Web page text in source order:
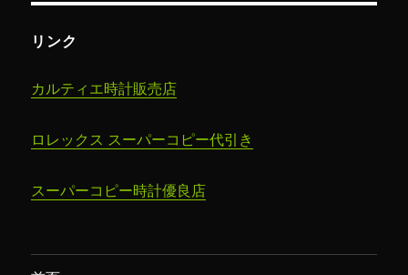
リンク
カルティエ時計販売店
ロレックス スーパーコピー代引き
スーパーコピー時計​優良店